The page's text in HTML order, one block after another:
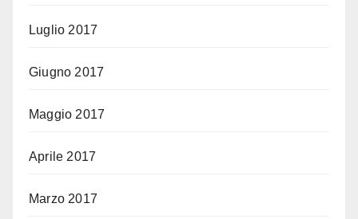
Luglio 2017
Giugno 2017
Maggio 2017
Aprile 2017
Marzo 2017